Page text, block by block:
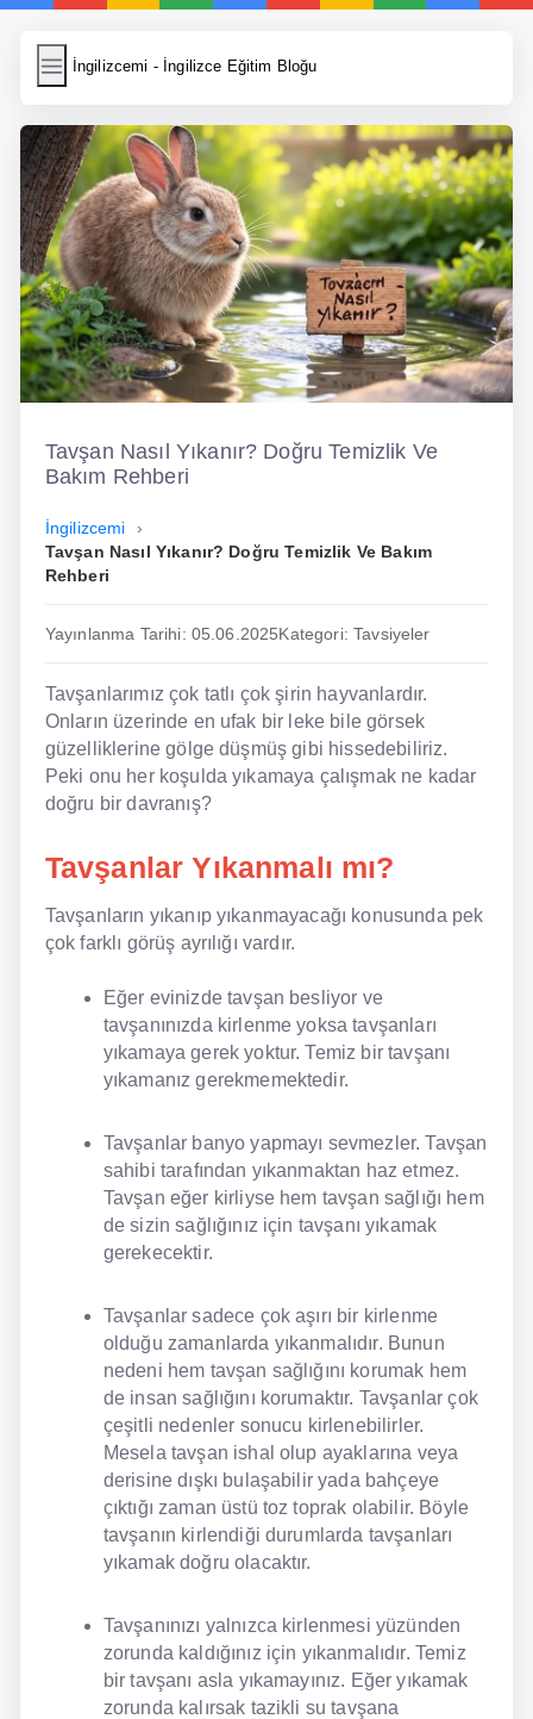
İngilizcemi - İngilizce Eğitim Bloğu
İngilizcemi
Resim Yükle
Wordpress Cache
Anasayfa
İngilizce Yemek Tarifleri
İngilizce Şarkı Sözleri
Bilinçaltı İngilizce
İngilizce
En Hızlı İngilizce
En Kolay İngilizce
En Ucuz İngilizce
En Uygun İngilizce
Hipnozla İngilizce
İngilizce Kursu Yorum
İngilizce Kursu
Offline İngilizce
Online İngilizce
Sözlük
Tavsiyeler
Gizlilik Politikası
Bize Ulaşın
Tavşan Nasıl Yıkanır? Doğru Temizlik Ve
Bakım Rehberi
İngilizcemi
Tavşan Nasıl Yıkanır? Doğru Temizlik Ve Bakım
Rehberi
Yayınlanma Tarihi: 05.06.2025Kategori: Tavsiyeler
Tavşanlarımız çok tatlı çok şirin hayvanlardır.
Onların üzerinde en ufak bir leke bile görsek
güzelliklerine gölge düşmüş gibi hissedebiliriz.
Peki onu her koşulda yıkamaya çalışmak ne kadar
doğru bir davranış?
Tavşanlar Yıkanmalı mı?
Tavşanların yıkanıp yıkanmayacağı konusunda pek
çok farklı görüş ayrılığı vardır.
Eğer evinizde tavşan besliyor ve
tavşanınızda kirlenme yoksa tavşanları
yıkamaya gerek yoktur. Temiz bir tavşanı
yıkamanız gerekmemektedir.
Tavşanlar banyo yapmayı sevmezler. Tavşan
sahibi tarafından yıkanmaktan haz etmez.
Tavşan eğer kirliyse hem tavşan sağlığı hem
de sizin sağlığınız için tavşanı yıkamak
gerekecektir.
Tavşanlar sadece çok aşırı bir kirlenme
olduğu zamanlarda yıkanmalıdır. Bunun
nedeni hem tavşan sağlığını korumak hem
de insan sağlığını korumaktır. Tavşanlar çok
çeşitli nedenler sonucu kirlenebilirler.
Mesela tavşan ishal olup ayaklarına veya
derisine dışkı bulaşabilir yada bahçeye
çıktığı zaman üstü toz toprak olabilir. Böyle
tavşanın kirlendiği durumlarda tavşanları
yıkamak doğru olacaktır.
Tavşanınızı yalnızca kirlenmesi yüzünden
zorunda kaldığınız için yıkanmalıdır. Temiz
bir tavşanı asla yıkamayınız. Eğer yıkamak
zorunda kalırsak tazikli su tavşana